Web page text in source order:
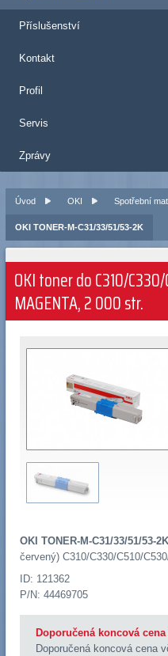
Příslušenství
Kontakt
Profil
Servis
Zprávy
Úvod OKI Spotřební
OKI TONER-M-C31/33/51/53-2K
OKI toner do C310/
MAGENTA, 2 000 str.
OKI TONER-M-C31/33/51/53-
červený) C310/C330/C510/
ID: 121362
P/N: 44469705
Doporučená koncová cena
Doporučená koncová cena